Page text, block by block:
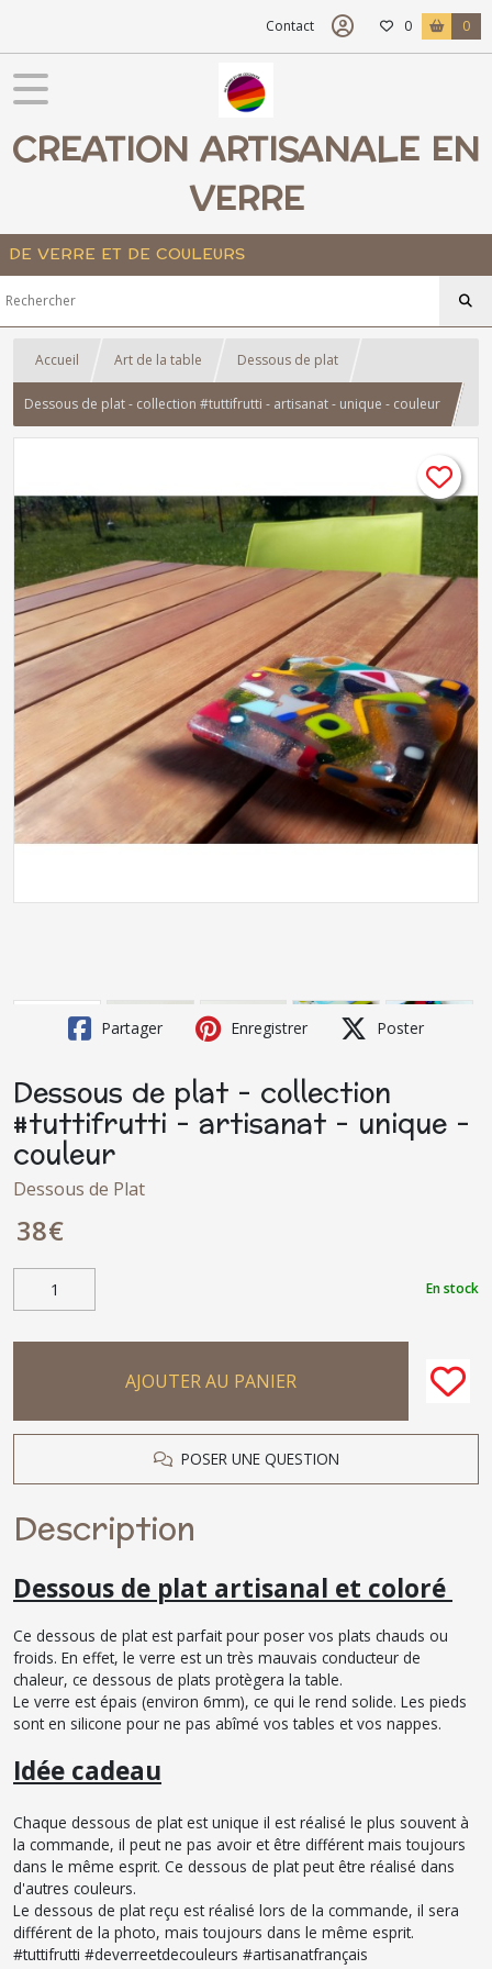
Contact 0 0
CREATION ARTISANALE EN
VERRE
DE VERRE ET DE COULEURS
Accueil Art de la table Dessous de plat
Dessous de plat - collection #tuttifrutti - artisanat - unique - couleur
Partager Enregistrer Poster
Dessous de plat - collection
#tuttifrutti - artisanat - unique -
couleur
Dessous de Plat
38€
En stock
AJOUTER AU PANIER
POSER UNE QUESTION
Description
Dessous de plat artisanal et coloré
Ce dessous de plat est parfait pour poser vos plats chauds ou
froids. En effet, le verre est un très mauvais conducteur de
chaleur, ce dessous de plats protègera la table.
Le verre est épais (environ 6mm), ce qui le rend solide. Les pieds
sont en silicone pour ne pas abîmé vos tables et vos nappes.
Idée cadeau
Chaque dessous de plat est unique il est réalisé le plus souvent à
la commande, il peut ne pas avoir et être différent mais toujours
dans le même esprit. Ce dessous de plat peut être réalisé dans
d'autres couleurs.
Le dessous de plat reçu est réalisé lors de la commande, il sera
différent de la photo, mais toujours dans le même esprit.
#tuttifrutti #deverreetdecouleurs #artisanatfrançais